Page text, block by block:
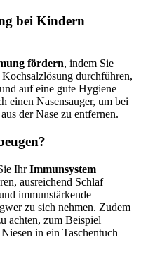
bei Kindern
fördern, indem Sie
durchführen,
auf eine gute Hygiene
einen Nasensauger, um bei
der Nase zu entfernen.
IhrImmunsystem
ausreichend Schlaf
immunstärkende
zu sich nehmen. Zudem
achten, zum Beispiel
in ein Taschentuch